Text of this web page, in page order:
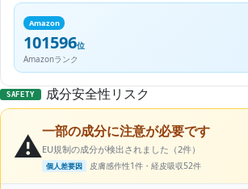
Amazon
101596位
Amazonランク
SAFETY 成分安全性リスク
⚠️一部の成分に注意が必要です
EU規制の成分が検出されました（2件）
個人差要因 皮膚感作性1件・経皮吸収52件